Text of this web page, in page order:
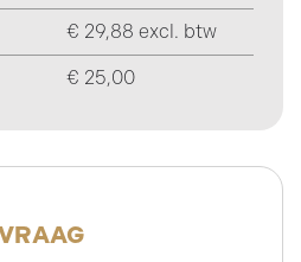
€ 29,88 excl. btw
€ 25,00